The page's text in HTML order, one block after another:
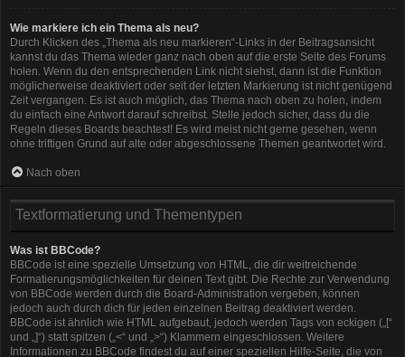
Wie markiere ich ein Thema als neu?
Durch Klicken des „Thema als neu markieren“-Links in der Beitragsansicht
kannst du das Thema wieder ganz nach oben auf die erste Seite des Forums
holen. Wenn du den entsprechenden Link nicht siehst, dann ist die Funktion
möglicherweise deaktiviert oder seit der letzten Markierung ist nicht genügend
Zeit vergangen. Es ist auch möglich, das Thema nach oben zu holen, indem
du einfach eine Antwort darauf schreibst. Stelle jedoch sicher, dass du die
Regeln dieses Boards beachtest! Es wird meist nicht gerne gesehen, wenn
ohne triftigen Grund auf alte oder abgeschlossene Themen geantwortet wird.
Nach oben
Textformatierung und Thementypen
Was ist BBCode?
BBCode ist eine spezielle Umsetzung von HTML, die dir weitreichende
Formatierungsmöglichkeiten für deinen Text gibt. Die Rechte zur Verwendung
von BBCode werden durch die Board-Administration vergeben, können
jedoch auch durch dich für jeden einzelnen Beitrag deaktiviert werden.
BBCode ist ähnlich wie HTML aufgebaut, jedoch werden Tags von eckigen („[“
und „]“) statt spitzen („<“ und „>“) Klammern eingeschlossen. Weitere
Informationen zu BBCode findest du auf einer speziellen Hilfe-Seite, die von